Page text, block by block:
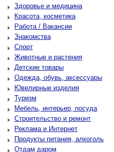
Здоровье и медицина
Красота, косметика
Работа / Вакансии
Знакомства
Спорт
Животные и растения
Детские товары
Одежда, обувь, аксессуары
Ювелирные изделия
Туризм
Мебель, интерьер, посуда
Строительство и ремонт
Реклама и Интернет
Продукты питания, алкоголь
Отдам даром